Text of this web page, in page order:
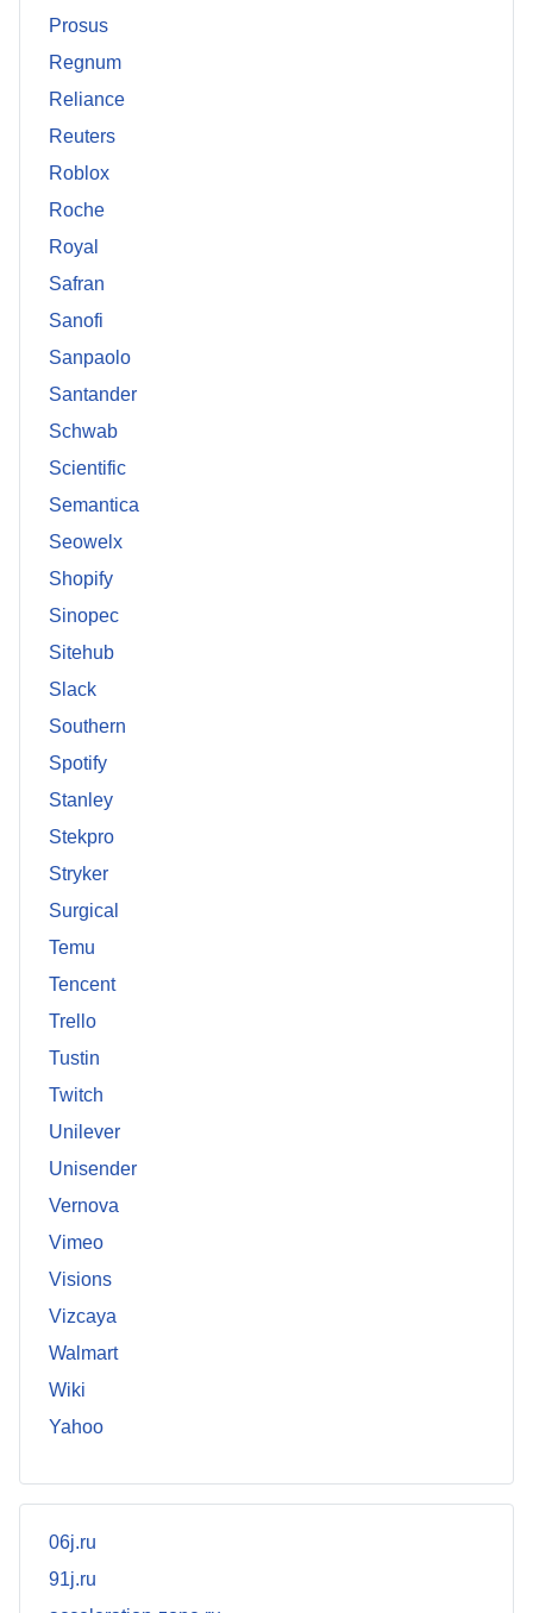
Prosus
Regnum
Reliance
Reuters
Roblox
Roche
Royal
Safran
Sanofi
Sanpaolo
Santander
Schwab
Scientific
Semantica
Seowelx
Shopify
Sinopec
Sitehub
Slack
Southern
Spotify
Stanley
Stekpro
Stryker
Surgical
Temu
Tencent
Trello
Tustin
Twitch
Unilever
Unisender
Vernova
Vimeo
Visions
Vizcaya
Walmart
Wiki
Yahoo
06j.ru
91j.ru